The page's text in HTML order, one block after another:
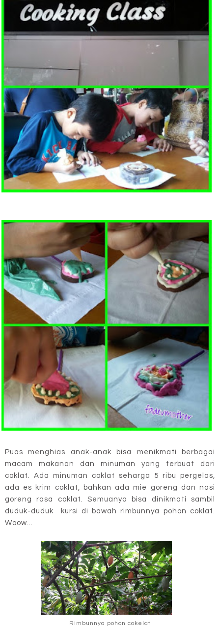
Puas menghias anak-anak bisa menikmati berbagai
macam makanan dan minuman yang terbuat dari
coklat. Ada minuman coklat seharga 5 ribu pergelas,
ada es krim coklat, bahkan ada mie goreng dan nasi
goreng rasa coklat. Semuanya bisa dinikmati sambil
duduk-duduk kursi di bawah rimbunnya pohon coklat.
Woow...
Rimbunnya pohon cokelat